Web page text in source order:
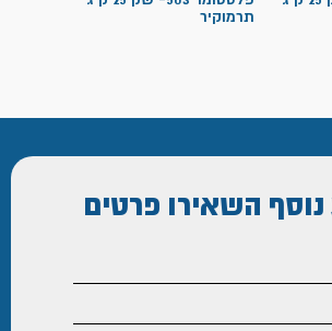
תרמוקיר
השאירו פרטים